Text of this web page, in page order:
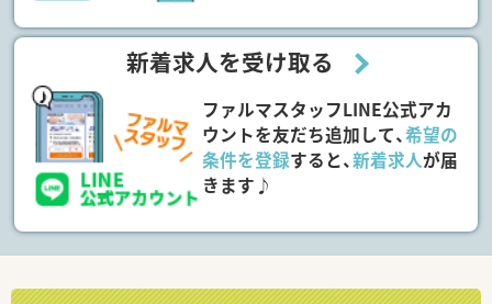
新着求人を受け取る
ファルマスタッフLINE公式アカ
ウントを友だち追加して、希望の
条件を登録すると、新着求人が届
きます♪